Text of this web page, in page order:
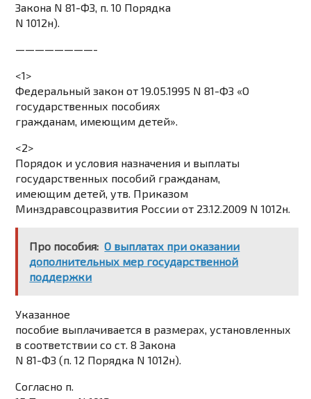
Закона N 81-ФЗ, п. 10 Порядка
N 1012н).
————————-
<1>
Федеральный закон от 19.05.1995 N 81-ФЗ «О
государственных пособиях
гражданам, имеющим детей».
<2>
Порядок и условия назначения и выплаты
государственных пособий гражданам,
имеющим детей, утв. Приказом
Минздравсоцразвития России от 23.12.2009 N 1012н.
Про пособия: О выплатах при оказании
дополнительных мер государственной
поддержки
Указанное
пособие выплачивается в размерах, установленных
в соответствии со ст. 8 Закона
N 81-ФЗ (п. 12 Порядка N 1012н).
Согласно п.